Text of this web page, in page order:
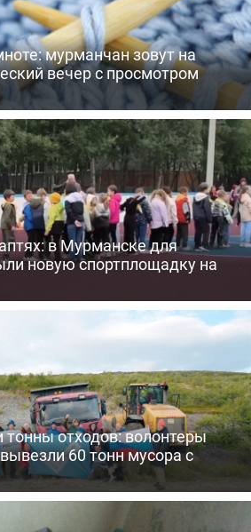
мурманчан зовут на
вечер с просмотром
в Мурманске для
новую спортплощадку на
тонны отходов: волонтеры
60 тонн мусора с